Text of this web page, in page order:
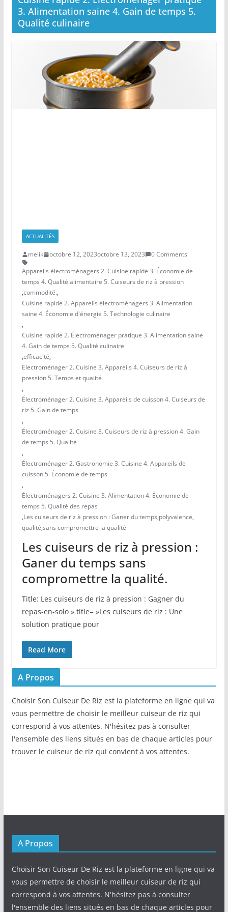
3. Alimentation saine 4. Gain de temps 5.
Qualité culinaire
ACTUALITÉS
melik octobre 12, 2023octobre 13, 2023
0 Comments
Appareils électroménagers 2. Cuisine rapide 3. Économie de
temps 4. Qualité alimentaire 5. Cuiseurs de riz à pression
,commodité.,
Cuisine rapide 2. Appareils électroménagers 3. Alimentation
saine 4. Économie d'énergie 5. Technologie culinaire
,
Cuisine rapide 2. Électroménager pratique 3. Alimentation saine
4. Gain de temps 5. Qualité culinaire
,efficacité,
Electroménager 2. Cuisine 3. Appareils 4. Cuiseurs de riz à
pression 5. Temps et qualité
,
Électroménager 2. Cuisine 3. Appareils de cuisson 4. Cuiseurs de
riz 5. Gain de temps
,
Électroménager 2. Cuisine 3. Cuiseurs de riz à pression 4. Gain
de temps 5. Qualité
,
Électroménager 2. Gastronomie 3. Cuisine 4. Appareils de
cuisson 5. Économie de temps
,
Électroménagers 2. Cuisine 3. Alimentation 4. Économie de
temps 5. Qualité des repas
,Les cuiseurs de riz à pression : Ganer du temps,polyvalence,
qualité,sans compromettre la qualité
Les cuiseurs de riz à pression :
Ganer du temps sans
compromettre la qualité.
Title: Les cuiseurs de riz à‍ pression : Gagner du
repas-en-solo » title= »Les cuiseurs de riz : Une
solution pratique pour
Read More
A Propos
Choisir Son Cuiseur De Riz est la plateforme en ligne qui va
vous permettre de choisir le meilleur cuiseur de riz qui
correspond à vos attentes. N'hésitez pas à consulter
l'ensemble des liens situés en bas de chaque articles pour
trouver le cuiseur de riz qui convient à vos attentes.
A Propos
Choisir Son Cuiseur De Riz est la plateforme en ligne qui va
vous permettre de choisir le meilleur cuiseur de riz qui
correspond à vos attentes. N'hésitez pas à consulter
l'ensemble des liens situés en bas de chaque articles pour